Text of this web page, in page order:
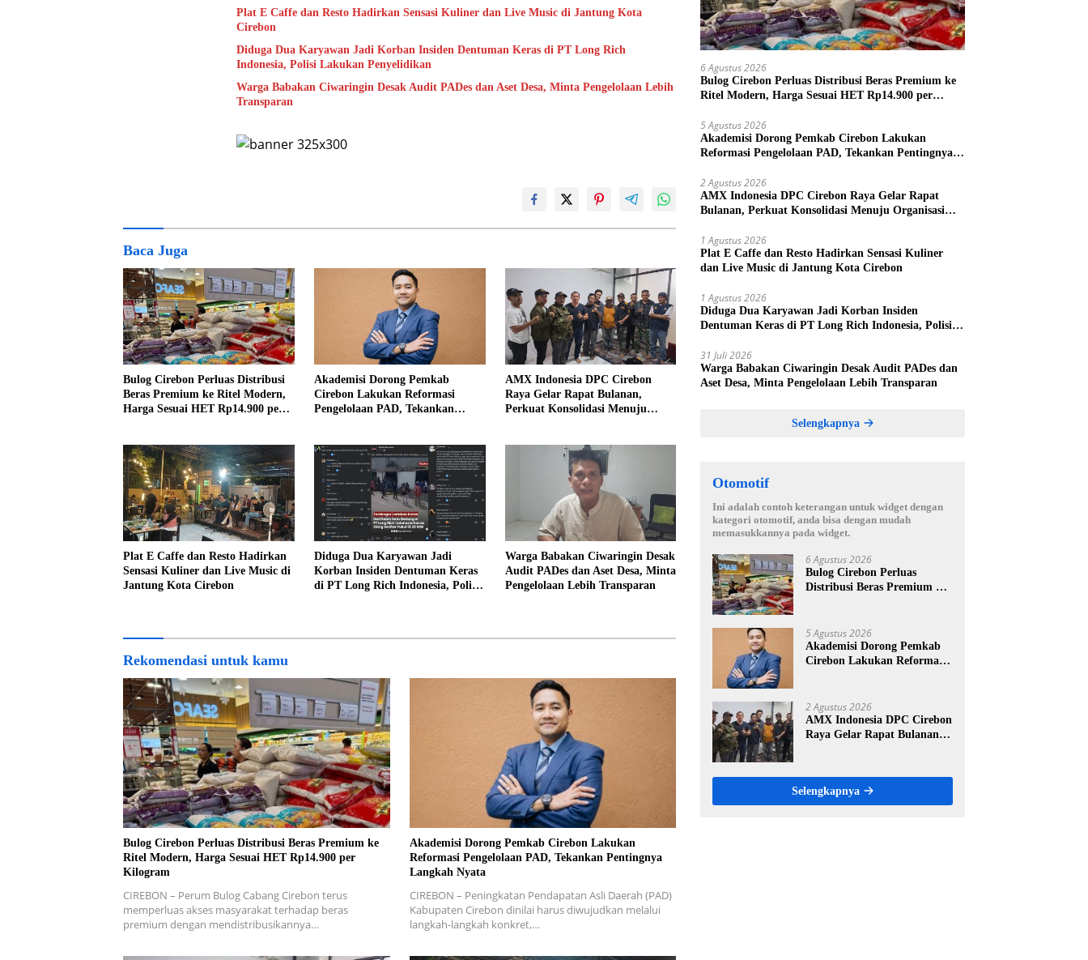
Plat E Caffe dan Resto Hadirkan Sensasi Kuliner dan Live Music di Jantung Kota
Cirebon
Diduga Dua Karyawan Jadi Korban Insiden Dentuman Keras di PT Long Rich
Indonesia, Polisi Lakukan Penyelidikan
Warga Babakan Ciwaringin Desak Audit PADes dan Aset Desa, Minta Pengelolaan Lebih
Transparan
Baca Juga
Bulog Cirebon Perluas Distribusi
Beras Premium ke Ritel Modern,
Harga Sesuai HET Rp14.900 per
Akademisi Dorong Pemkab
Cirebon Lakukan Reformasi
Pengelolaan PAD, Tekankan
AMX Indonesia DPC Cirebon
Raya Gelar Rapat Bulanan,
Perkuat Konsolidasi Menuju
Plat E Caffe dan Resto Hadirkan
Sensasi Kuliner dan Live Music di
Jantung Kota Cirebon
Diduga Dua Karyawan Jadi
Korban Insiden Dentuman Keras
di PT Long Rich Indonesia, Polisi
Warga Babakan Ciwaringin Desak
Audit PADes dan Aset Desa, Minta
Pengelolaan Lebih Transparan
Rekomendasi untuk kamu
Bulog Cirebon Perluas Distribusi Beras Premium ke
Ritel Modern, Harga Sesuai HET Rp14.900 per
Kilogram
CIREBON – Perum Bulog Cabang Cirebon terus
memperluas akses masyarakat terhadap beras
premium dengan mendistribusikannya…
Akademisi Dorong Pemkab Cirebon Lakukan
Reformasi Pengelolaan PAD, Tekankan Pentingnya
Langkah Nyata
CIREBON – Peningkatan Pendapatan Asli Daerah (PAD)
Kabupaten Cirebon dinilai harus diwujudkan melalui
langkah-langkah konkret,…
6 Agustus 2026
Bulog Cirebon Perluas Distribusi Beras Premium ke
Ritel Modern, Harga Sesuai HET Rp14.900 per
5 Agustus 2026
Akademisi Dorong Pemkab Cirebon Lakukan
Reformasi Pengelolaan PAD, Tekankan Pentingnya
2 Agustus 2026
AMX Indonesia DPC Cirebon Raya Gelar Rapat
Bulanan, Perkuat Konsolidasi Menuju Organisasi
1 Agustus 2026
Plat E Caffe dan Resto Hadirkan Sensasi Kuliner
dan Live Music di Jantung Kota Cirebon
1 Agustus 2026
Diduga Dua Karyawan Jadi Korban Insiden
Dentuman Keras di PT Long Rich Indonesia, Polisi
31 Juli 2026
Warga Babakan Ciwaringin Desak Audit PADes dan
Aset Desa, Minta Pengelolaan Lebih Transparan
Selengkapnya
Otomotif
Ini adalah contoh keterangan untuk widget dengan
kategori otomotif, anda bisa dengan mudah
memasukkannya pada widget.
6 Agustus 2026
Bulog Cirebon Perluas
Distribusi Beras Premium ke
5 Agustus 2026
Akademisi Dorong Pemkab
Cirebon Lakukan Reformasi
2 Agustus 2026
AMX Indonesia DPC Cirebon
Raya Gelar Rapat Bulanan,
dan Elegan
Selengkapnya